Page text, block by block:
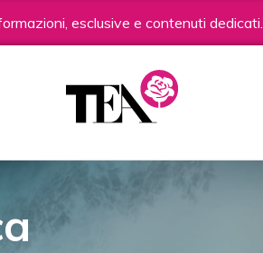
esclusive e contenuti dedicati.